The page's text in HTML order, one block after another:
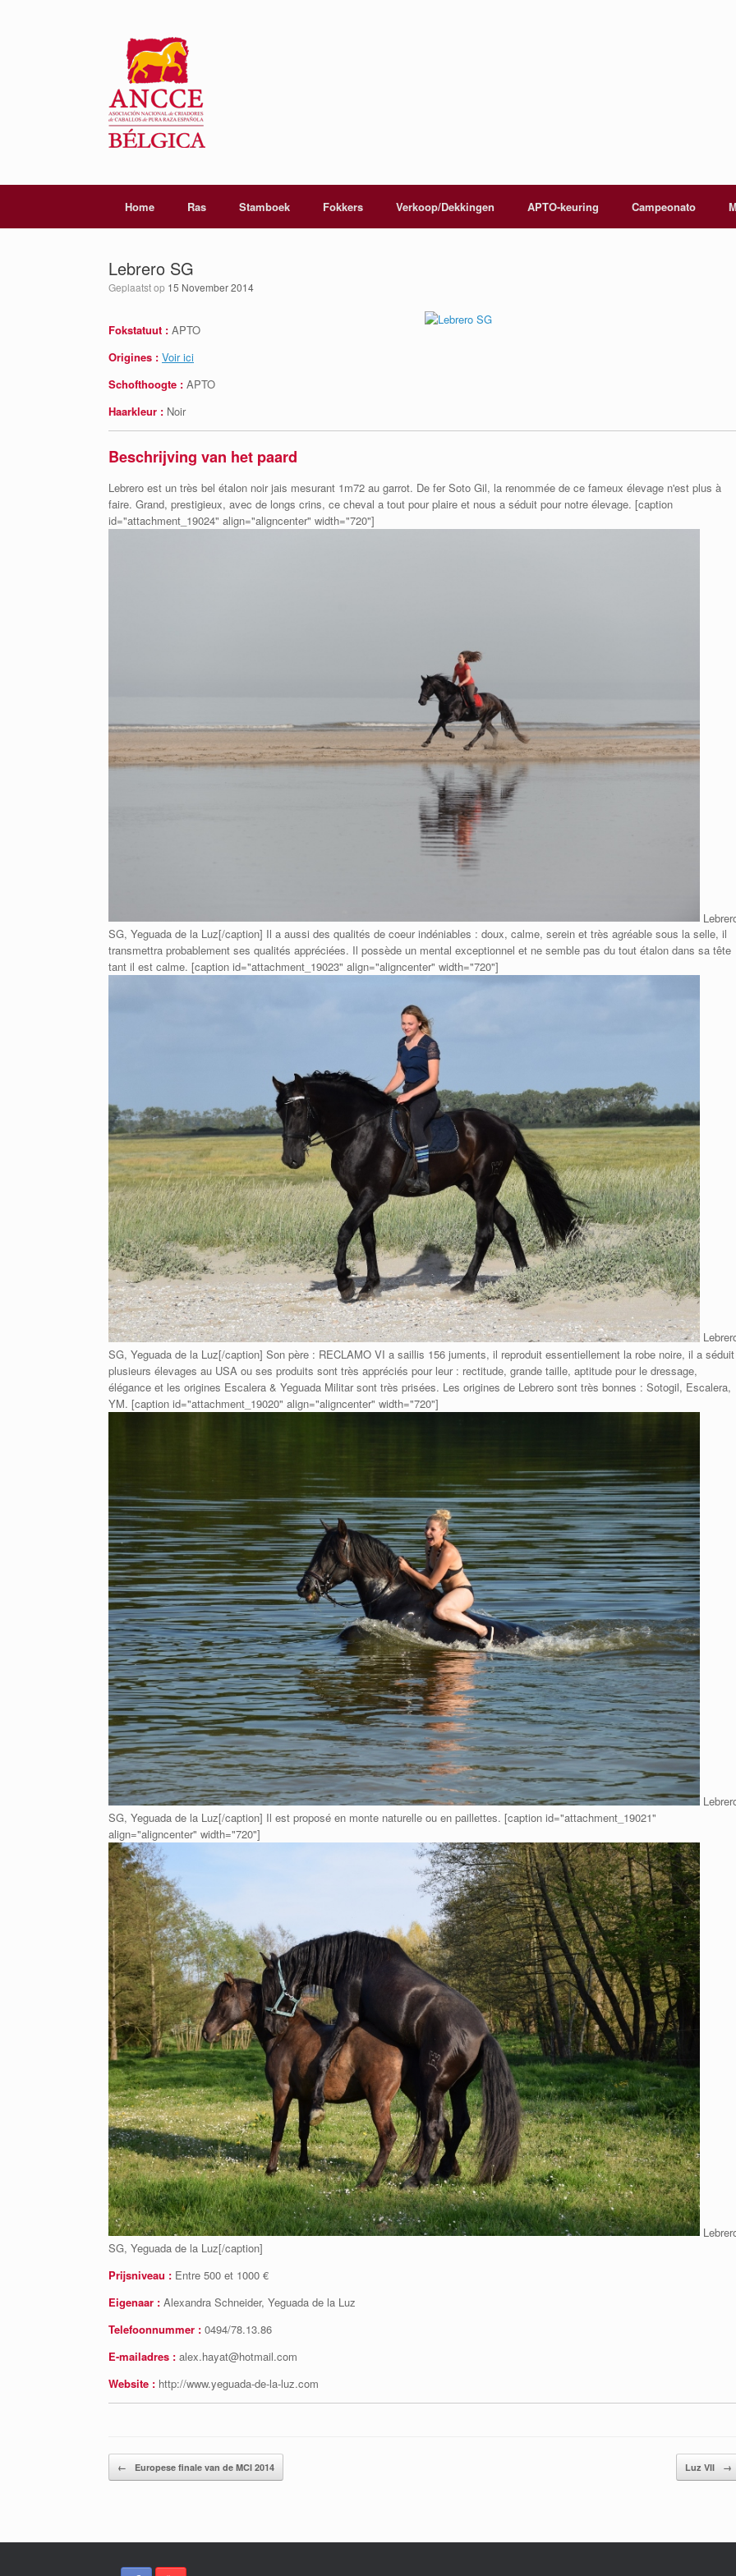
Home Ras Stamboek Fokkers Verkoop/Dekkingen APTO-keuring Campeonato
Lebrero SG
Geplaatst op 15 November 2014
Fokstatuut : APTO
Origines : Voir ici
Schofthoogte : APTO
Haarkleur : Noir
Beschrijving van het paard
Lebrero est un très bel étalon noir jais mesurant 1m72 au garrot. De fer Soto Gil, la renommée de ce fameux élevage n'est plus à
faire. Grand, prestigieux, avec de longs crins, ce cheval a tout pour plaire et nous a séduit pour notre élevage. [caption
id="attachment_19024" align="aligncenter" width="720"]
SG, Yeguada de la Luz[/caption] Il a aussi des qualités de coeur indéniables : doux, calme, serein et très agréable sous la selle, il
transmettra probablement ses qualités appréciées. Il possède un mental exceptionnel et ne semble pas du tout étalon dans sa tête
tant il est calme. [caption id="attachment_19023" align="aligncenter" width="720"]
SG, Yeguada de la Luz[/caption] Son père : RECLAMO VI a saillis 156 juments, il reproduit essentiellement la robe noire, il a séduit
plusieurs élevages au USA ou ses produits sont très appréciés pour leur : rectitude, grande taille, aptitude pour le dressage,
élégance et les origines Escalera & Yeguada Militar sont très prisées. Les origines de Lebrero sont très bonnes : Sotogil, Escalera,
YM. [caption id="attachment_19020" align="aligncenter" width="720"]
SG, Yeguada de la Luz[/caption] Il est proposé en monte naturelle ou en paillettes. [caption id="attachment_19021"
align="aligncenter" width="720"]
SG, Yeguada de la Luz[/caption]
Prijsniveau : Entre 500 et 1000 €
Eigenaar : Alexandra Schneider, Yeguada de la Luz
Telefoonnummer : 0494/78.13.86
E-mailadres : alex.hayat@hotmail.com
Website : http://www.yeguada-de-la-luz.com
Bericht navigatie
← Europese finale van de MCI 2014 Luz VII →